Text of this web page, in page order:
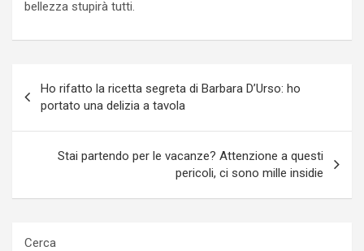
bellezza stupirà tutti.
articoli
Ho rifatto la ricetta segreta di Barbara D’Urso: ho
portato una delizia a tavola
Stai partendo per le vacanze? Attenzione a questi
pericoli, ci sono mille insidie
Cerca